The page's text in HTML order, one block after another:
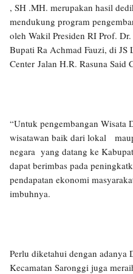
, SH .MH. merupakan hasil
mendukung program
oleh Wakil Presiden RI Prof.
Bupati Ra Achmad Fauzi, di JS
Center Jalan H.R. Rasuna Said
“Untuk pengembangan Wisata
wisatawan baik dari lokal
negara yang datang ke
dapat berimbas pada
pendapatan ekonomi
imbuhnya.
Perlu diketahui dengan adanya
Kecamatan Saronggi juga